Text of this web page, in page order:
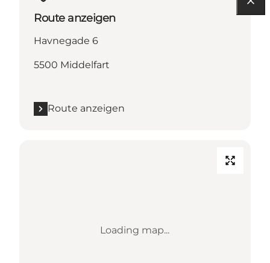
Route anzeigen
Havnegade 6
5500 Middelfart
Route anzeigen
Loading map...